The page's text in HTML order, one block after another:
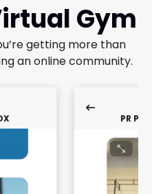
Gym
getting more than
an online community.
PR